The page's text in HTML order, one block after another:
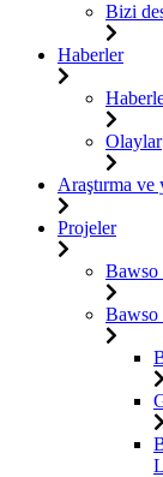
Bizi
Haberler
Olaylar
Araştırma ve
Projeler
Bawso
Bawso